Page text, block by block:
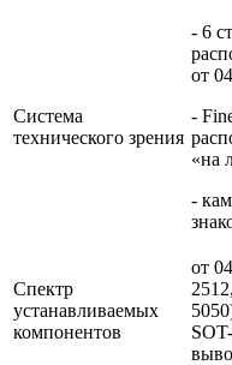
Система
технического зрения
- 6
от
-
«на
-
Спектр
устанавливаемых
компонентов
от